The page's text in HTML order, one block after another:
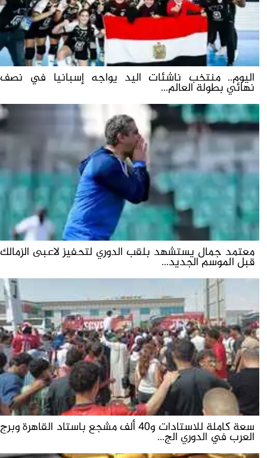
اليوم.. منتخب ناشئات اليد يواجه إسبانيا في نصف
نهائي بطولة العالم...
معتمد جمال يستشهد بلقب الدوري لتحفيز لاعبى الزمالك
قبل الموسم الجديد...
سعة كاملة للاستادات و40 ألف مشجع باستاد القاهرة وبرج
العرب في الدوري الج...